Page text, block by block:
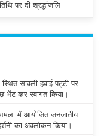
पर दी श्रद्धांजलि
सावली हवाई पट्टी पर
भेंट कर स्वागत किया।
में आयोजित जनजातीय
का अवलोकन किया।